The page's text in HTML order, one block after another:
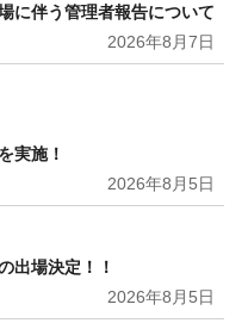
に伴う管理者報告について
2026年8月7日
実施！
2026年8月5日
出場決定！！
2026年8月5日